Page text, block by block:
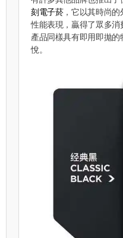
刻電子菸，它以其時尚的
性能表現，贏得了眾多
產品同樣具有即用即拋
悅。